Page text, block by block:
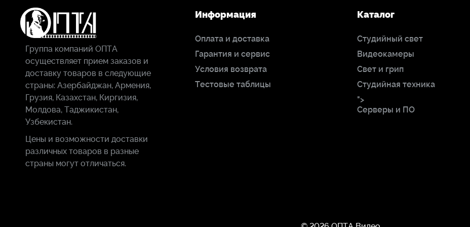
Группа компаний ОПТА
осуществляет прием заказов и
доставку товаров в следующие
страны: Азербайджан, Армения,
Грузия, Казахстан, Киргизия,
Молдова, Таджикистан,
Узбекистан.
Цены и возможности доставки
различных товаров в разные
страны могут отличаться.
Информация
Оплата и доставка
Гарантия и сервис
Условия возврата
Тестовые таблицы
Каталог
Студийный свет
Видеокамеры
Свет и грип
Студийная техника
">
Серверы и ПО